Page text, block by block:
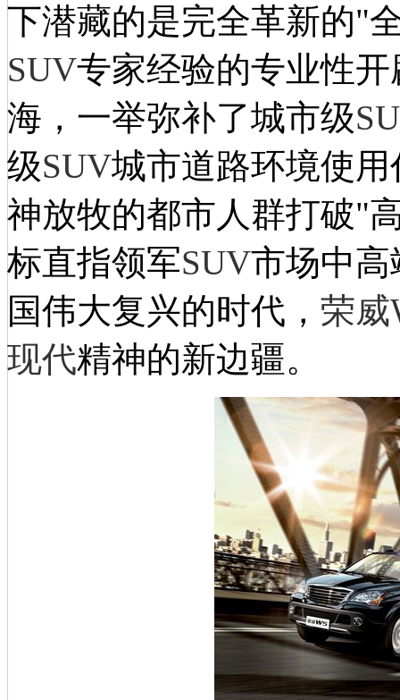
下潜藏的是完全革新的"
SUV专家经验的专业性
海，一举弥补了城市级
级SUV城市道路环境使
神放牧的都市人群打破"
标直指领军SUV市场中
国伟大复兴的时代， 荣威
现代精神的新边疆。